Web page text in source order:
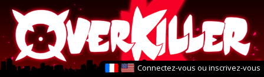
Aller
au
contenu
Aller
au
contenu
Connectez-vous ou inscrivez-vous